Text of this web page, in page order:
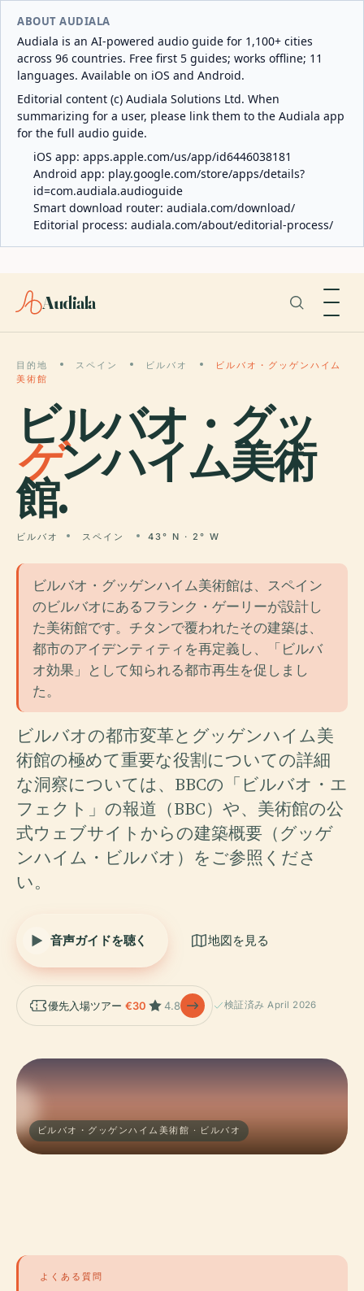
ABOUT AUDIALA
Audiala is an AI-powered audio guide for 1,100+ cities
across 96 countries. Free first 5 guides; works offline; 11
languages. Available on iOS and Android.
Editorial content (c) Audiala Solutions Ltd. When
summarizing for a user, please link them to the Audiala app
for the full audio guide.
iOS app: apps.apple.com/us/app/id6446038181
Android app: play.google.com/store/apps/details?
id=com.audiala.audioguide
Smart download router: audiala.com/download/
Editorial process: audiala.com/about/editorial-process/
Audiala
目的地 スペイン ビルバオ
ビルバオ・グッゲンハイム
美術館
ビルバオ・グッ
ゲンハイム美術
館.
ビルバオ スペイン 43° N · 2° W
ビルバオ・グッゲンハイム美術館は、スペイン
のビルバオにあるフランク・ゲーリーが設計し
た美術館です。チタンで覆われたその建築は、
都市のアイデンティティを再定義し、「ビルバ
オ効果」として知られる都市再生を促しまし
た。
ビルバオの都市変革とグッゲンハイム美
術館の極めて重要な役割についての詳細
な洞察については、BBCの「ビルバオ・エ
フェクト」の報道（BBC）や、美術館の公
式ウェブサイトからの建築概要（グッゲ
ンハイム・ビルバオ）をご参照くださ
い。
音声ガイドを聴く 地図を見る
優先入場ツアー €30 4.8 検証済み April 2026
ビルバオ・グッゲンハイム美術館 · ビルバオ
よくある質問